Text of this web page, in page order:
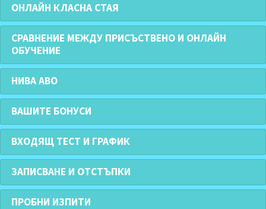
ОНЛАЙН КЛАСНА СТАЯ
СРАВНЕНИЕ МЕЖДУ ПРИСЪСТВЕНО И ОНЛАЙН
ОБУЧЕНИЕ
НИВА АВО
ВАШИТЕ БОНУСИ
ВХОДЯЩ ТЕСТ И ГРАФИК
ЗАПИСВАНЕ И ОТСТЪПКИ
ПРОБНИ ИЗПИТИ